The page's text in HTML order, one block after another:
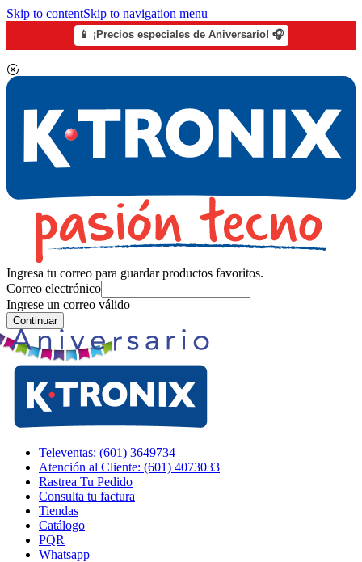
Skip to contentSkip to navigation menu
📱 ¡Precios especiales de Aniversario! 🎧
Ingresa tu correo para guardar productos favoritos.
Correo electrónico
Ingrese un correo válido
Continuar
Televentas: (601) 3649734
Atención al Cliente: (601) 4073033
Rastrea Tu Pedido
Consulta tu factura
Tiendas
Catálogo
PQR
Whatsapp